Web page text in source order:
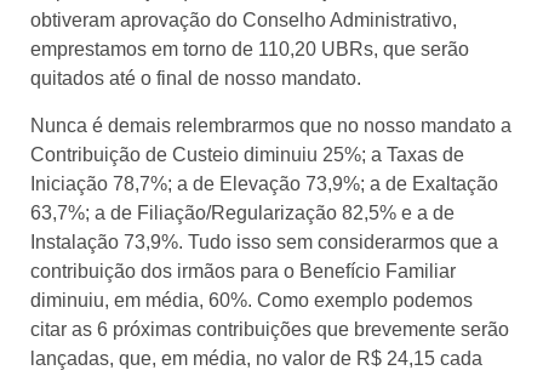
obtiveram aprovação do Conselho Administrativo,
emprestamos em torno de 110,20 UBRs, que serão
quitados até o final de nosso mandato.
Nunca é demais relembrarmos que no nosso mandato a
Contribuição de Custeio diminuiu 25%; a Taxas de
Iniciação 78,7%; a de Elevação 73,9%; a de Exaltação
63,7%; a de Filiação/Regularização 82,5% e a de
Instalação 73,9%. Tudo isso sem considerarmos que a
contribuição dos irmãos para o Benefício Familiar
diminuiu, em média, 60%. Como exemplo podemos
citar as 6 próximas contribuições que brevemente serão
lançadas, que, em média, no valor de R$ 24,15 cada